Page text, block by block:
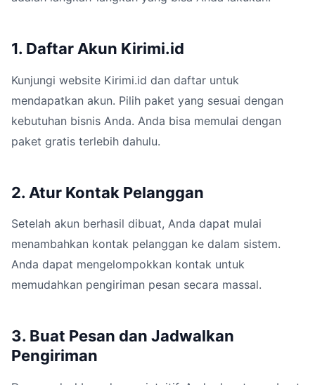
1. Daftar Akun Kirimi.id
Kunjungi website Kirimi.id dan daftar untuk
mendapatkan akun. Pilih paket yang sesuai dengan
kebutuhan bisnis Anda. Anda bisa memulai dengan
paket gratis terlebih dahulu.
2. Atur Kontak Pelanggan
Setelah akun berhasil dibuat, Anda dapat mulai
menambahkan kontak pelanggan ke dalam sistem.
Anda dapat mengelompokkan kontak untuk
memudahkan pengiriman pesan secara massal.
3. Buat Pesan dan Jadwalkan
Pengiriman